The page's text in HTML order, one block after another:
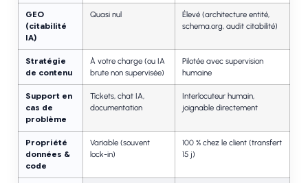
GEO
(citabilité
IA)
Quasi nul
Élevé (architecture entité,
schema.org, audit citabilité)
Stratégie
de contenu
À votre charge (ou IA
brute non supervisée)
Pilotée avec supervision
humaine
Support en
cas de
problème
Tickets, chat IA,
documentation
Interlocuteur humain,
joignable directement
Propriété
données &
code
Variable (souvent
lock-in)
100 % chez le client (transfert
15 j)